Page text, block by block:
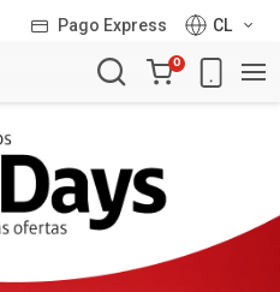
Pago Express
CL
Carro
de
0